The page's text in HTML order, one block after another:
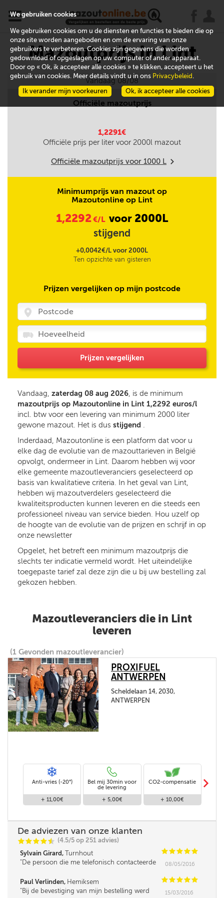
x
Mazoutprijs in Lint
Vandaag 08/08
Officiële mazoutprijs
1,2291€
Officiële prijs per liter voor 2000l mazout
Officiële mazoutprijs voor 1000 L m
Minimumprijs van mazout op
Mazoutonline op Lint
1,2292€/L voor 2000L
stijgend
+0,0042€/L voor 2000L
Ten opzichte van gisteren
Prijzen vergelijken op mijn postcode
Prijzen vergelijken
Vandaag, zaterdag 08 aug 2026, is de minimum
mazoutprijs op Mazoutonline in Lint 1,2292 euros/l
incl. btw voor een levering van minimum 2000 liter
gewone mazout. Het is dus stijgend .
Inderdaad, Mazoutonline is een platform dat voor u
elke dag de evolutie van de mazouttarieven in België
opvolgt, ondermeer in Lint. Daarom hebben wij voor
elke gemeente mazoutleveranciers geselecteerd op
basis van kwalitatieve criteria. In het geval van Lint,
hebben wij mazoutverdelers geselecteerd die
kwaliteitsproducten kunnen leveren en die steeds een
professioneel niveau van service bieden. Hou uzelf op
de hoogte van de evolutie van de prijzen en schrijf in op
onze newsletter
Opgelet, het betreft een minimum mazoutprijs die
slechts ter indicatie vermeld wordt. Het uiteindelijke
toegepaste tarief zal deze zijn die u bij uw bestelling zal
gekozen hebben.
Mazoutleveranciers die in Lint
leveren
(1 Gevonden mazoutleverancier)
PROXIFUEL
ANTWERPEN
Scheldelaan 14, 2030,
ANTWERPEN
Anti-vries (-20°)
+ 11,00€
Bel mij 30min voor
de levering
+ 5,00€
CO2-compensatie
+ 10,00€
m
De adviezen van onze klanten
CCCCi
@ (4.5/5 op 251 advies)
Sylvain Girard, Turnhout CCCCC
De persoon die me telefonisch contacteerde
leek me. Verder was de service super!
08/05/2016
Paul Verlinden, Hemiksem CCCCC
Bij de bevestiging van mijn bestelling werd
15/03/2016
We gebruiken cookies
We gebruiken cookies om u de diensten en functies te bieden die op
onze site worden aangeboden en om de ervaring van onze
gebruikers te verbeteren. Cookies zijn gegevens die worden
gedownload of opgeslagen op uw computer of ander apparaat.
Door op « Ok, ik accepteer alle cookies » te klikken, accepteert u het
gebruik van cookies. Meer details vindt u in ons Privacybeleid .
Ok, ik accepteer alle cookies
Ik verander mijn voorkeuren